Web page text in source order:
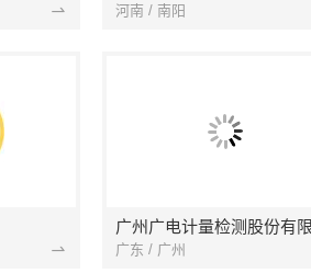
河南 / 南阳
广东 / 广州